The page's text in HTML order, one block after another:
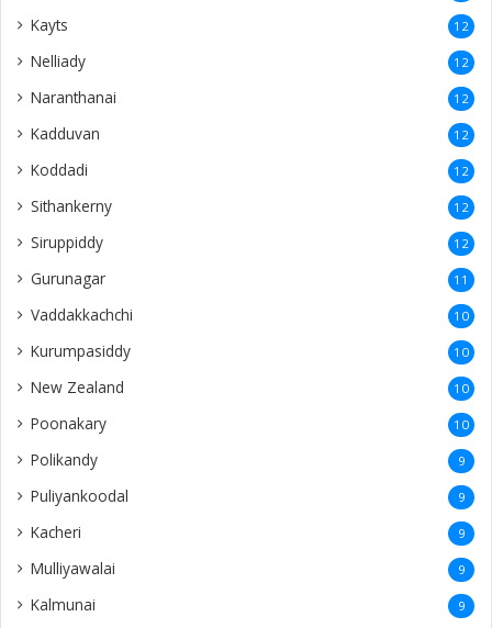
Kayts 12
Nelliady 12
Naranthanai 12
Kadduvan 12
Koddadi 12
Sithankerny 12
Siruppiddy 12
Gurunagar 11
Vaddakkachchi 10
Kurumpasiddy 10
New Zealand 10
Poonakary 10
Polikandy 9
Puliyankoodal 9
Kacheri 9
Mulliyawalai 9
Kalmunai 9